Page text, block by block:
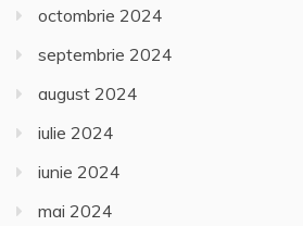
octombrie 2024
septembrie 2024
august 2024
iulie 2024
iunie 2024
mai 2024